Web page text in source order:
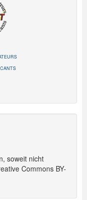
soweit nicht
Commons BY-